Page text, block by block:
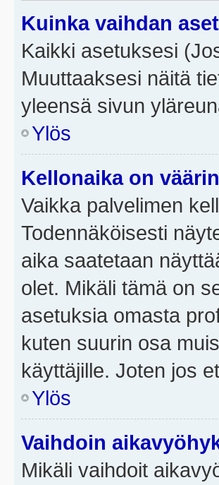
Kuinka vaihdan
Kaikki asetuksesi
Muuttaaksesi näitä
yleensä sivun
Ylös
Kellonaika on
Vaikka palvelimen
Todennäköisesti
aika saatetaan
olet. Mikäli tämä on
asetuksia omasta
kuten suurin osa
käyttäjille. Joten jos
Ylös
Vaihdoin
Mikäli vaihdoit